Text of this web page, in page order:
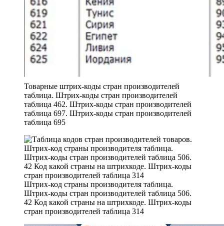
Товарные штрих-коды стран производителей
таблица. Штрих-коды стран производителей
таблица 462. Штрих-коды стран производителей
таблица 697. Штрих-коды стран производителей
таблица 695
Штрих-код страны производителя таблица.
Штрих-коды стран производителей таблица 506.
42 Код какой страны на штрихкоде. Штрих-коды
стран производителей таблица 314